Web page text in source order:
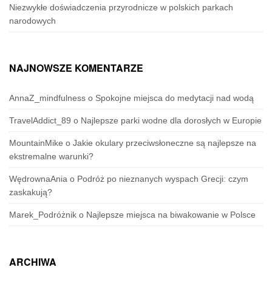
Niezwykłe doświadczenia przyrodnicze w polskich parkach
narodowych
NAJNOWSZE KOMENTARZE
AnnaZ_mindfulness o Spokojne miejsca do medytacji nad wodą
TravelAddict_89 o Najlepsze parki wodne dla dorosłych w Europie
MountainMike o Jakie okulary przeciwsłoneczne są najlepsze na
ekstremalne warunki?
WędrownaAnia o Podróż po nieznanych wyspach Grecji: czym
zaskakują?
Marek_Podróżnik o Najlepsze miejsca na biwakowanie w Polsce
ARCHIWA